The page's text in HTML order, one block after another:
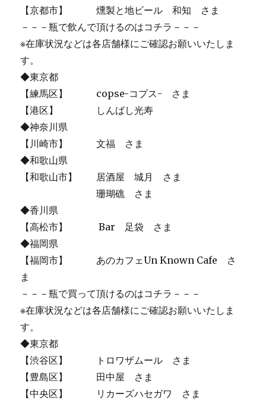
【京都市】 燻製と地ビール 和知 さま
－－－瓶で飲んで頂けるのはコチラ－－－
※在庫状況などは各店舗様にご確認お願いいたしま
す。
◆東京都
【練馬区】 copse-コプス- さま
【港区】 しんばし光寿
◆神奈川県
【川崎市】 文福 さま
◆和歌山県
【和歌山市】 居酒屋 城月 さま
珊瑚礁 さま
◆香川県
【高松市】 Bar 足袋 さま
◆福岡県
【福岡市】 あのカフェUn Known Cafe さ
ま
－－－瓶で買って頂けるのはコチラ－－－
※在庫状況などは各店舗様にご確認お願いいたしま
す。
◆東京都
【渋谷区】 トロワザムール さま
【豊島区】 田中屋 さま
【中央区】 リカーズハセガワ さま